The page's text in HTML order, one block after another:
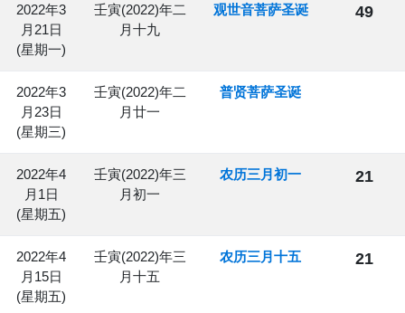
2022年3
月21日
(星期一)
壬寅(2022)年二
月十九
观世音菩萨圣诞 49
2022年3
月23日
(星期三)
壬寅(2022)年二
月廿一
普贤菩萨圣诞
2022年4
月1日
(星期五)
壬寅(2022)年三
月初一
农历三月初一 21
2022年4
月15日
(星期五)
壬寅(2022)年三
月十五
农历三月十五 21